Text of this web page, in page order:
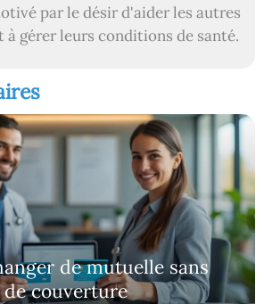
par le désir d'aider les autres
à gérer leurs conditions de santé.
de mutuelle sans
couverture